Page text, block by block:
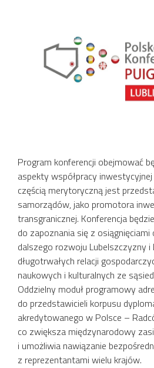
Program konferencji obejmować
aspekty współpracy
częścią merytoryczną jest
samorządów, jako promotora
transgranicznej. Konferencja
do zapoznania się z
dalszego rozwoju Lubelszczyzny i
długotrwałych relacji
naukowych i kulturalnych ze
Oddzielny moduł programowy
do przedstawicieli korpusu
akredytowanego w Polsce –
co zwiększa międzynarodowy
i umożliwia nawiązanie
z reprezentantami wielu krajów.